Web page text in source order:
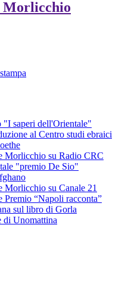
Morlicchio
"I saperi dell'Orientale"
al Centro studi ebraici
Morlicchio su Radio CRC
"premio De Sio"
Morlicchio su Canale 21
“Napoli racconta”
sul libro di Gorla
di Unomattina